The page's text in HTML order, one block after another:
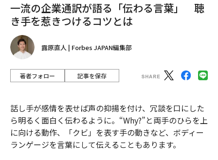
一流の企業通訳が語る「伝わる言葉」 聴
き手を惹きつけるコツとは
露原直人 | Forbes JAPAN編集部
著者フォロー 記事を保存
話し手が感情を表せば声の抑揚を付け、冗談を口にした
ら明るく面白く伝わるように。“Why?”と両手のひらを上
に向ける動作、「クビ」を表す手の動きなど、ボディー
ランゲージを言葉にして伝えることもあります。